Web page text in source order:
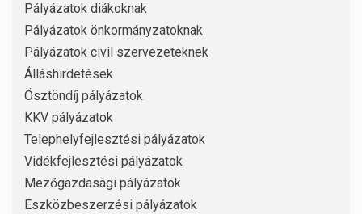
Pályázatok diákoknak
Pályázatok önkormányzatoknak
Pályázatok civil szervezeteknek
Álláshirdetések
Ösztöndíj pályázatok
KKV pályázatok
Telephelyfejlesztési pályázatok
Vidékfejlesztési pályázatok
Mezőgazdasági pályázatok
Eszközbeszerzési pályázatok